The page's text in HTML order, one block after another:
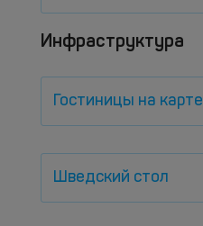
Инфраструктура
Гостиницы на карте
Шведский стол